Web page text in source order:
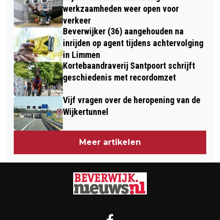
EN AMIVEDI 19/8/2024
OPTIMALE VOORBEREIDING OP
EGMOND HALVE MARATHON
werkzaamheden weer open voor
verkeer
Beverwijker (36) aangehouden na
inrijden op agent tijdens achtervolging
in Limmen
Kortebaandraverij Santpoort schrijft
geschiedenis met recordomzet
Vijf vragen over de heropening van de
Wijkertunnel
Meer artikelen